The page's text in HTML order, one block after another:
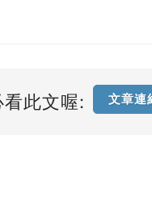
此文喔: 文章連